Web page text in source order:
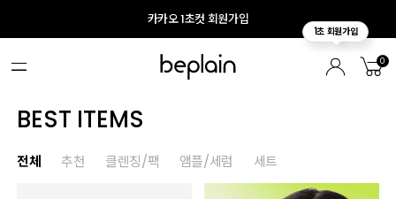
카카오 1초컷 회원가입
0
BEST ITEMS
전체 추천 클렌징/팩 앰플/세럼 세트